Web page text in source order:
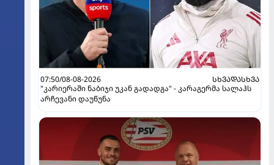
07:50/08-08-2026
ᲡᲮᲕᲐᲓᲐᲡᲮᲕᲐ
"კარიერაში ნაბიჯი უკან გადადგა" - კარაგერმა სალაჰს
არჩევანი დაუწუნა